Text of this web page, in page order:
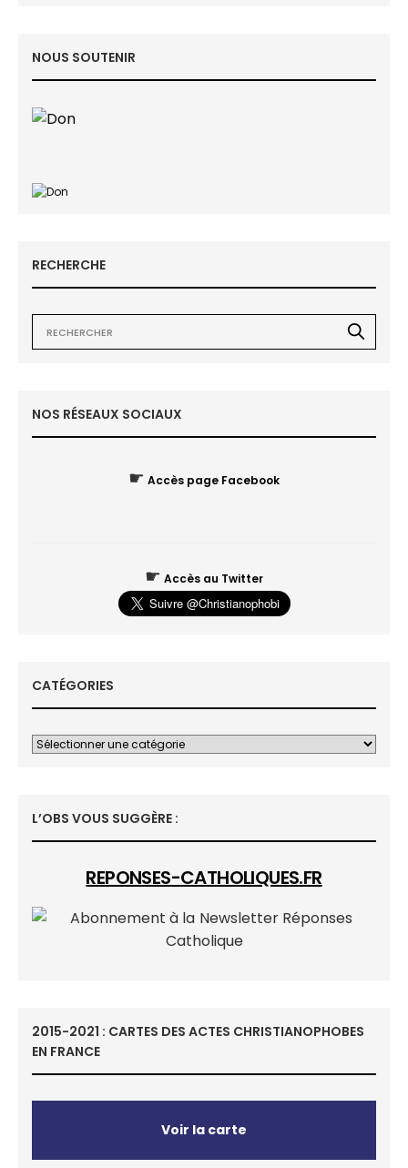
NOUS SOUTENIR
RECHERCHE
NOS RÉSEAUX SOCIAUX
☛ Accès page Facebook
☛ Accès au Twitter
CATÉGORIES
L’OBS VOUS SUGGÈRE :
REPONSES-CATHOLIQUES.FR
2015-2021 : CARTES DES ACTES CHRISTIANOPHOBES
EN FRANCE
Voir la carte